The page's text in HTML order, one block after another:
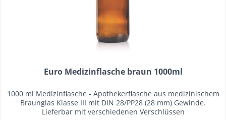
Euro Medizinflasche braun 1000ml
1000 ml Medizinflasche - Apothekerflasche aus medizinischem
Braunglas Klasse III mit DIN 28/PP28 (28 mm) Gewinde.
Lieferbar mit verschiedenen Verschlüssen